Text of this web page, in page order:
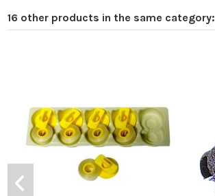
16 other products in the same category: